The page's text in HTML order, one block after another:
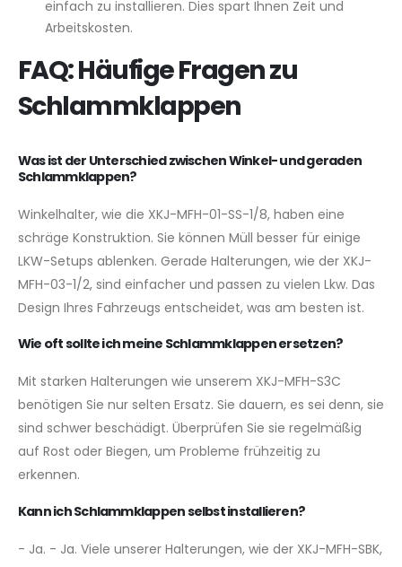
einfach zu installieren. Dies spart Ihnen Zeit und
Arbeitskosten.
FAQ: Häufige Fragen zu
Schlammklappen
Was ist der Unterschied zwischen Winkel- und geraden
Schlammklappen?
Winkelhalter, wie die XKJ-MFH-01-SS-1/8, haben eine
schräge Konstruktion. Sie können Müll besser für einige
LKW-Setups ablenken. Gerade Halterungen, wie der XKJ-
MFH-03-1/2, sind einfacher und passen zu vielen Lkw. Das
Design Ihres Fahrzeugs entscheidet, was am besten ist.
Wie oft sollte ich meine Schlammklappen ersetzen?
Mit starken Halterungen wie unserem XKJ-MFH-S3C
benötigen Sie nur selten Ersatz. Sie dauern, es sei denn, sie
sind schwer beschädigt. Überprüfen Sie sie regelmäßig
auf Rost oder Biegen, um Probleme frühzeitig zu
erkennen.
Kann ich Schlammklappen selbst installieren?
- Ja. - Ja. Viele unserer Halterungen, wie der XKJ-MFH-SBK,